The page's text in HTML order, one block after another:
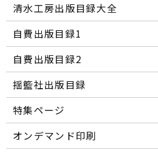
清水工房出版目録大全
自費出版目録1
自費出版目録2
揺籃社出版目録
特集ページ
オンデマンド印刷